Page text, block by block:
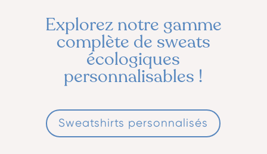
Explorez notre gamme
complète de sweats
écologiques
personnalisables !
Sweatshirts personnalisés